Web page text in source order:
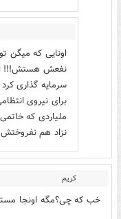
اونایی که میگن
نفعش هستش!!!
سرمایه گذاری
برای نیروی
ملیاردی که
نزاد هم
کریم
خب که چی؟مگه اونجا